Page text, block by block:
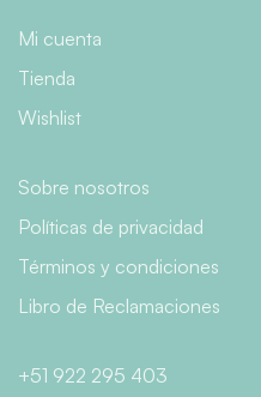
Mi cuenta
Tienda
Wishlist
Sobre nosotros
Políticas de privacidad
Términos y condiciones
Libro de Reclamaciones
+51 922 295 403